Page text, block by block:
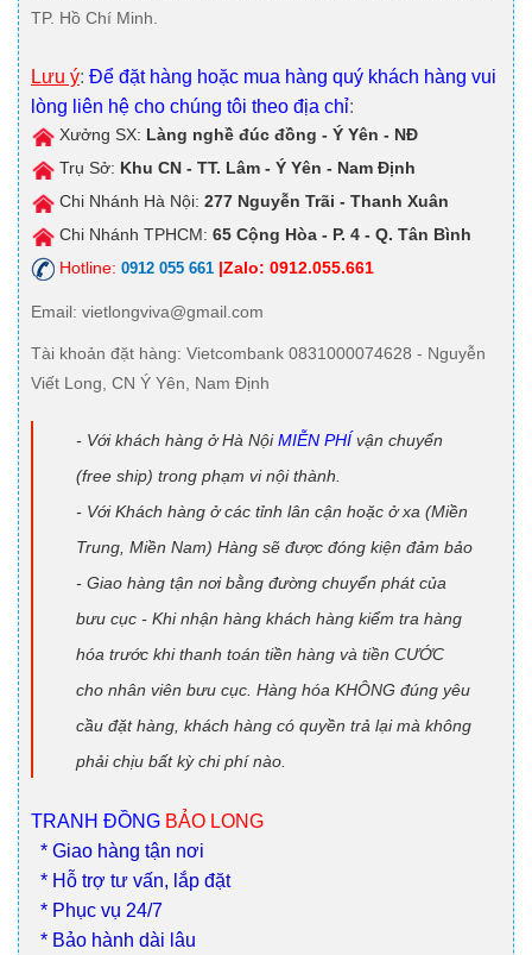
TP. Hồ Chí Minh.
Lưu ý: Để đặt hàng hoặc mua hàng quý khách hàng vui
lòng liên hệ cho chúng tôi theo địa chỉ:
Xưởng SX: Làng nghề đúc đồng - Ý Yên - NĐ
Trụ Sở: Khu CN - TT. Lâm - Ý Yên - Nam Định
Chi Nhánh Hà Nội: 277 Nguyễn Trãi - Thanh Xuân
Chi Nhánh TPHCM: 65 Cộng Hòa - P. 4 - Q. Tân Bình
Hotline: 0912 055 661 |Zalo: 0912.055.661
Email: vietlongviva@gmail.com
Tài khoản đặt hàng: Vietcombank 0831000074628 - Nguyễn
Viết Long, CN Ý Yên, Nam Định
- Với khách hàng ở Hà NộiMIỄN PHÍ vận chuyển
(free ship) trong phạm vi nội thành.
- Với Khách hàng ở các tỉnh lân cận hoặc ở xa (Miền
Trung, Miền Nam) Hàng sẽ được đóng kiện đảm bảo
- Giao hàng tận nơi bằng đường chuyển phát của
bưu cục - Khi nhận hàng khách hàng kiểm tra hàng
hóa trước khi thanh toán tiền hàng và tiền CƯỚC
cho nhân viên bưu cục. Hàng hóa KHÔNG đúng yêu
cầu đặt hàng, khách hàng có quyền trả lại mà không
phải chịu bất kỳ chi phí nào.
TRANH ĐỒNG BẢO LONG
* Giao hàng tận nơi
* Hỗ trợ tư vấn, lắp đặt
* Phục vụ 24/7
* Bảo hành dài lâu